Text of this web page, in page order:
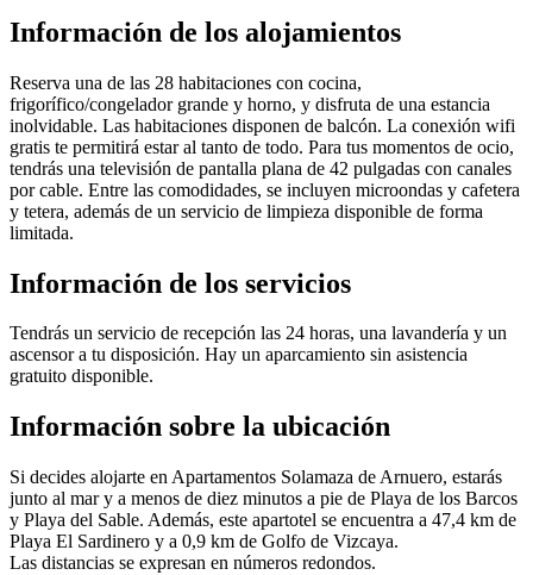
Información de los alojamientos
Reserva una de las 28 habitaciones con cocina,
frigorífico/congelador grande y horno, y disfruta de una estancia
inolvidable. Las habitaciones disponen de balcón. La conexión wifi
gratis te permitirá estar al tanto de todo. Para tus momentos de ocio,
tendrás una televisión de pantalla plana de 42 pulgadas con canales
por cable. Entre las comodidades, se incluyen microondas y cafetera
y tetera, además de un servicio de limpieza disponible de forma
limitada.
Información de los servicios
Tendrás un servicio de recepción las 24 horas, una lavandería y un
ascensor a tu disposición. Hay un aparcamiento sin asistencia
gratuito disponible.
Información sobre la ubicación
Si decides alojarte en Apartamentos Solamaza de Arnuero, estarás
junto al mar y a menos de diez minutos a pie de Playa de los Barcos
y Playa del Sable. Además, este apartotel se encuentra a 47,4 km de
Playa El Sardinero y a 0,9 km de Golfo de Vizcaya.
Las distancias se expresan en números redondos.